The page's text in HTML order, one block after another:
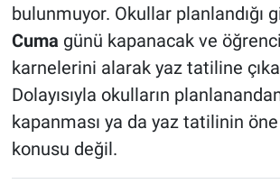
bulunmuyor. Okullar planlandığı
Cuma günü kapanacak ve
karnelerini alarak yaz tatiline
Dolayısıyla okulların
kapanması ya da yaz tatilinin
konusu değil.